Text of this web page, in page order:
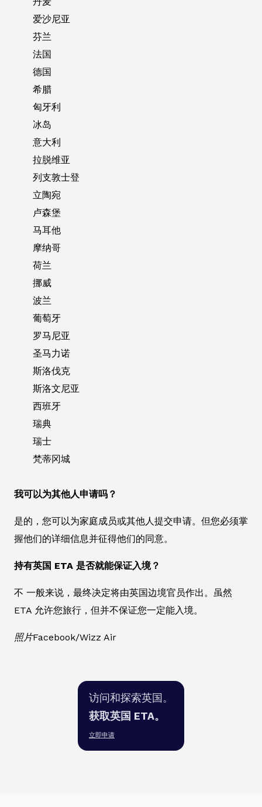
爱沙尼亚
芬兰
法国
德国
希腊
匈牙利
冰岛
意大利
拉脱维亚
列支敦士登
立陶宛
卢森堡
马耳他
摩纳哥
荷兰
挪威
波兰
葡萄牙
罗马尼亚
圣马力诺
斯洛伐克
斯洛文尼亚
西班牙
瑞典
瑞士
梵蒂冈城
我可以为其他人申请吗？
是的，您可以为家庭成员或其他人提交申请。但您必须掌
握他们的详细信息并征得他们的同意。
持有英国 ETA 是否就能保证入境？
不 一般来说，最终决定将由英国边境官员作出。虽然
ETA 允许您旅行，但并不保证您一定能入境。
照片Facebook/Wizz Air
访问和探索英国。
获取英国 ETA。
立即申请